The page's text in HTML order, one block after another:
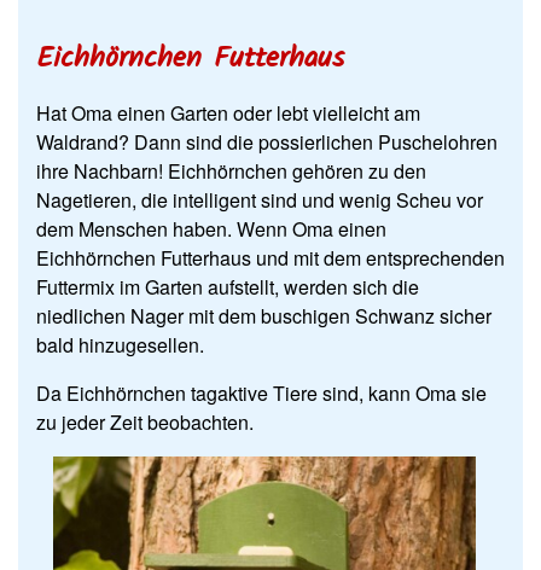
Eichhörnchen Futterhaus
Hat Oma einen Garten oder lebt vielleicht am
Waldrand? Dann sind die possierlichen Puschelohren
ihre Nachbarn! Eichhörnchen gehören zu den
Nagetieren, die intelligent sind und wenig Scheu vor
dem Menschen haben. Wenn Oma einen
Eichhörnchen Futterhaus und mit dem entsprechenden
Futtermix im Garten aufstellt, werden sich die
niedlichen Nager mit dem buschigen Schwanz sicher
bald hinzugesellen.
Da Eichhörnchen tagaktive Tiere sind, kann Oma sie
zu jeder Zeit beobachten.